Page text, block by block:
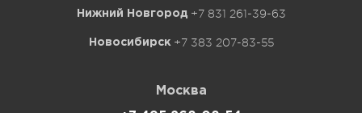
Нижний Новгород +7 831 261-39-63
Новосибирск +7 383 207-83-55
Москва